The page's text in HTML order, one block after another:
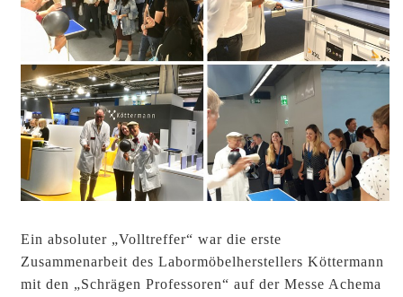
Ein absoluter „Volltreffer“ war die erste
Zusammenarbeit des Labormöbelherstellers Köttermann
mit den „Schrägen Professoren“ auf der Messe Achema